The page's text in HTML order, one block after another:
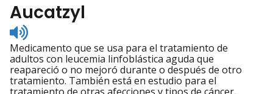
Aucatzyl
Listen
to
pronunciation
Medicamento que se usa para el tratamiento de
adultos con leucemia linfoblástica aguda que
reapareció o no mejoró durante o después de otro
tratamiento. También está en estudio para el